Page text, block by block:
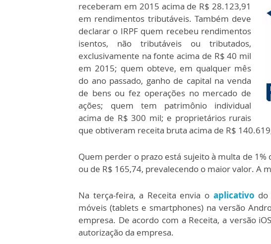
receberam em 2015 acima de R$ 28.123,91
em rendimentos tributáveis. Também deve
declarar o IRPF quem recebeu rendimentos
isentos, não tributáveis ou tributados,
exclusivamente na fonte acima de R$ 40 mil
em 2015; quem obteve, em qualquer mês
do ano passado, ganho de capital na venda
de bens ou fez operações no mercado de
ações; quem tem patrimônio individual
acima de R$ 300 mil; e proprietários rurais
que obtiveram receita bruta acima de R$
Quem perder o prazo está sujeito à multa de
ou de R$ 165,74, prevalecendo o maior valor. A
Na terça-feira, a Receita envia o aplicativo do
móveis (tablets e smartphones) na versão
empresa. De acordo com a Receita, a versão
autorização da empresa.